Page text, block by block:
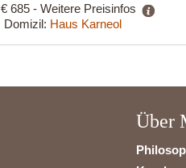
€ 685 - Weitere Preisinfos
Domizil: Haus Karneol
Über